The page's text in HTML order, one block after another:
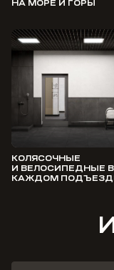
НА МОРЕ И ГОРЫ
КОЛЯСОЧНЫЕ
И ВЕЛОСИПЕДНЫЕ В
КАЖДОМ